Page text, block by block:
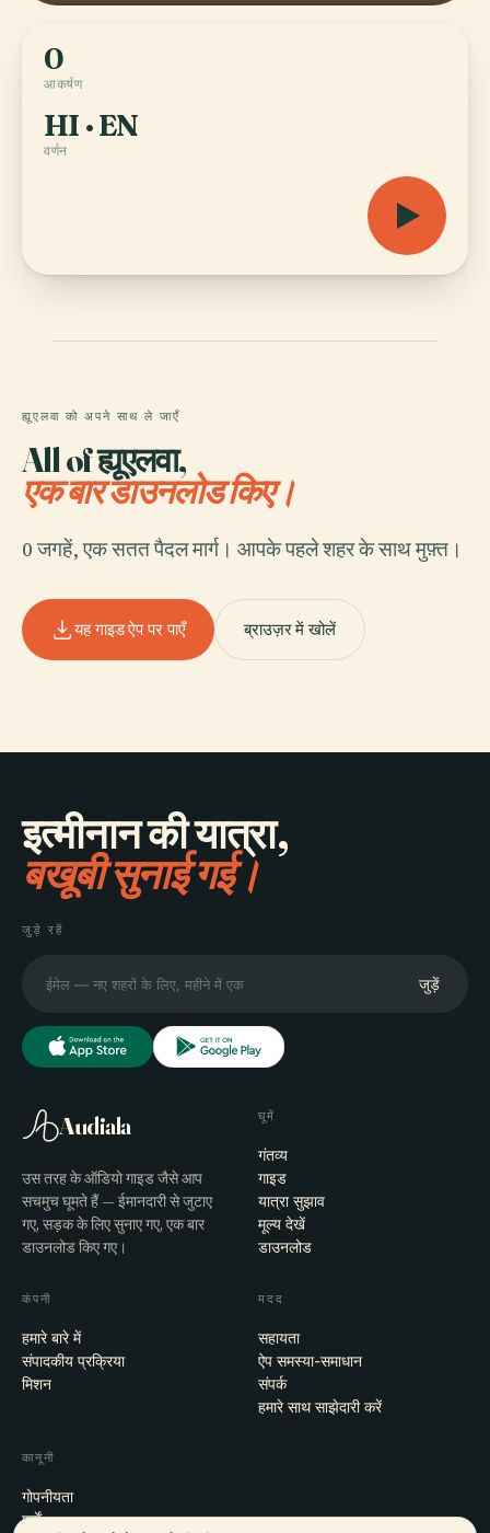
0
आकर्षण
HI · EN
वर्णन
ह्यूएलवा को अपने साथ ले जाएँ
All of ह्यूएलवा,
एक बार डाउनलोड किए।
0 जगहें, एक सतत पैदल मार्ग। आपके पहले शहर के साथ मुफ़्त।
यह गाइड ऐप पर पाएँ ब्राउज़र में खोलें
इत्मीनान की यात्रा,
बखूबी सुनाई गई।
जुड़े रहें
जुड़ें
Audiala
उस तरह के ऑडियो गाइड जैसे आप
सचमुच घूमते हैं — ईमानदारी से जुटाए
गए, सड़क के लिए सुनाए गए, एक बार
डाउनलोड किए गए।
घूमें
गंतव्य
गाइड
यात्रा सुझाव
मूल्य देखें
डाउनलोड
कंपनी
हमारे बारे में
संपादकीय प्रक्रिया
मिशन
मदद
सहायता
ऐप समस्या-समाधान
संपर्क
हमारे साथ साझेदारी करें
कानूनी
गोपनीयता
शर्तें